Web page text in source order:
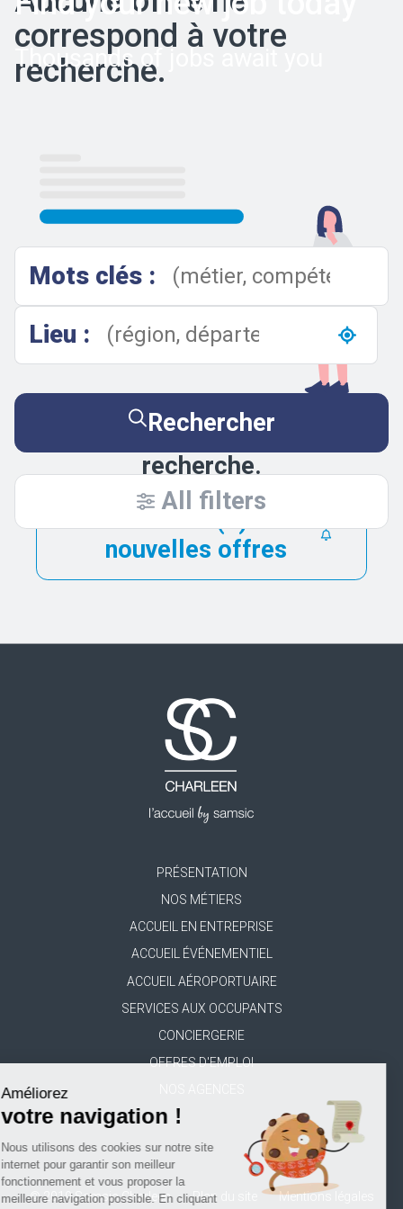
Thousands of jobs await you
Mots clés :
Lieu :
Rechercher
All filters
correspond à votre
recherche.
Essayez de nouveau en
élargissant vos critères de
recherche.
Être alerté(e) des
nouvelles offres
PRÉSENTATION
NOS MÉTIERS
ACCUEIL EN ENTREPRISE
ACCUEIL ÉVÉNEMENTIEL
ACCUEIL AÉROPORTUAIRE
SERVICES AUX OCCUPANTS
CONCIERGERIE
OFFRES D'EMPLOI
© 2019 Samsic Charleen Plan du site Mentions légales
Améliorez
votre navigation !
Nous utilisons des cookies sur notre site
internet pour garantir son meilleur
fonctionnement et vous proposer la
meilleure navigation possible. En cliquant